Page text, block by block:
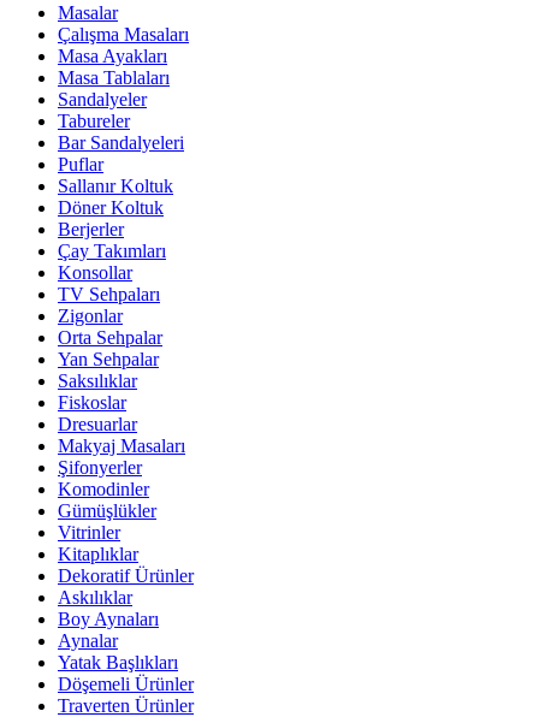
Masalar
Çalışma Masaları
Masa Ayakları
Masa Tablaları
Sandalyeler
Tabureler
Bar Sandalyeleri
Puflar
Sallanır Koltuk
Döner Koltuk
Berjerler
Çay Takımları
Konsollar
TV Sehpaları
Zigonlar
Orta Sehpalar
Yan Sehpalar
Saksılıklar
Fiskoslar
Dresuarlar
Makyaj Masaları
Şifonyerler
Komodinler
Gümüşlükler
Vitrinler
Kitaplıklar
Dekoratif Ürünler
Askılıklar
Boy Aynaları
Aynalar
Yatak Başlıkları
Döşemeli Ürünler
Traverten Ürünler